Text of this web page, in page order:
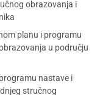
obrazovanja i
planu i programu
u području
nastave i
stručnog